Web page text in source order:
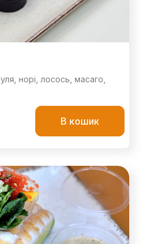
норі, лосось, масаго,
В кошик